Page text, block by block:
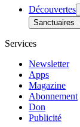
Découvertes
Sanctuaires
Services
Newsletter
Apps
Magazine
Abonnement
Don
Publicité